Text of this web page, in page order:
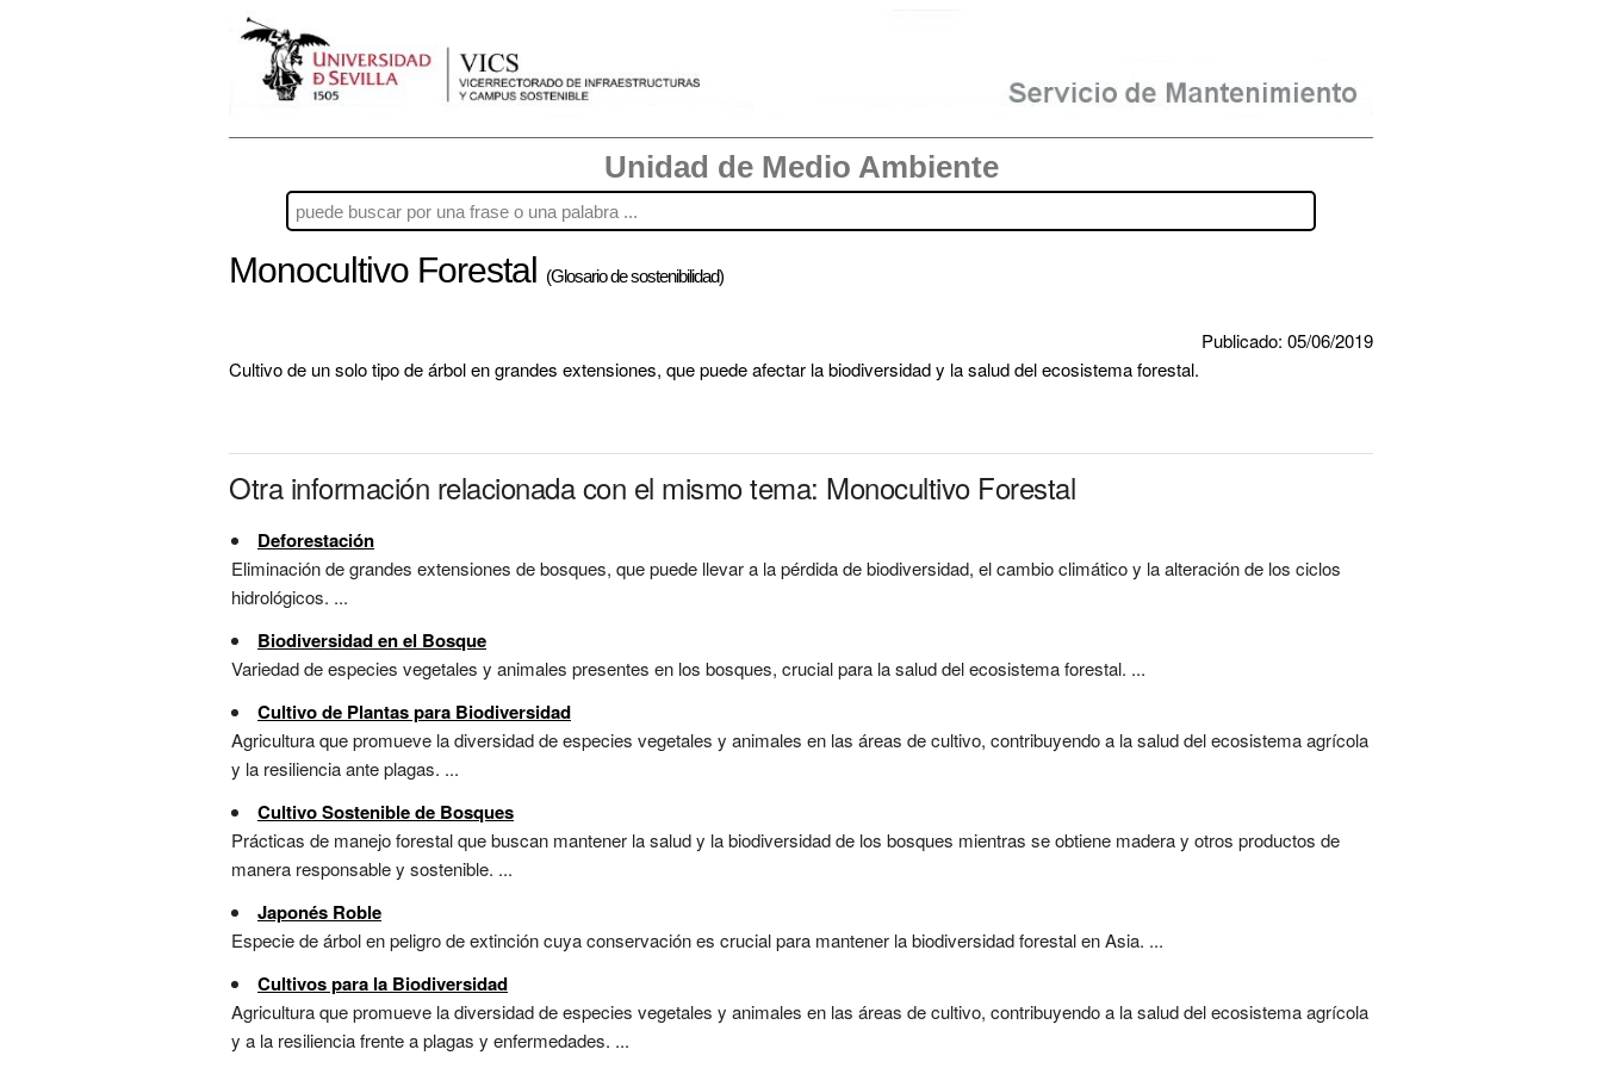
Unidad de Medio Ambiente
Monocultivo Forestal (Glosario de sostenibilidad)
Publicado: 05/06/2019
Cultivo de un solo tipo de árbol en grandes extensiones, que puede afectar la biodiversidad y la salud del ecosistema forestal.
Otra información relacionada con el mismo tema: Monocultivo Forestal
Deforestación
Eliminación de grandes extensiones de bosques, que puede llevar a la pérdida de biodiversidad, el cambio climático y la alteración de los ciclos
hidrológicos. ...
Biodiversidad en el Bosque
Variedad de especies vegetales y animales presentes en los bosques, crucial para la salud del ecosistema forestal. ...
Cultivo de Plantas para Biodiversidad
Agricultura que promueve la diversidad de especies vegetales y animales en las áreas de cultivo, contribuyendo a la salud del ecosistema agrícola
y la resiliencia ante plagas. ...
Cultivo Sostenible de Bosques
Prácticas de manejo forestal que buscan mantener la salud y la biodiversidad de los bosques mientras se obtiene madera y otros productos de
manera responsable y sostenible. ...
Japonés Roble
Especie de árbol en peligro de extinción cuya conservación es crucial para mantener la biodiversidad forestal en Asia. ...
Cultivos para la Biodiversidad
Agricultura que promueve la diversidad de especies vegetales y animales en las áreas de cultivo, contribuyendo a la salud del ecosistema agrícola
y a la resiliencia frente a plagas y enfermedades. ...